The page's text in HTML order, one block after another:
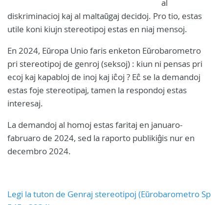
al
diskriminacioj kaj al maltaŭgaj decidoj. Pro tio, estas
utile koni kiujn stereotipoj estas en niaj mensoj.
En 2024, Eŭropa Unio faris enketon Eŭrobarometro
pri stereotipoj de genroj (seksoj) : kiun ni pensas pri
ecoj kaj kapabloj de inoj kaj iĉoj ? Eĉ se la demandoj
estas foje stereotipaj, tamen la respondoj estas
interesaj.
La demandoj al homoj estas faritaj en januaro-
fabruaro de 2024, sed la raporto publikiĝis nur en
decembro 2024.
Legi la tuton de Genraj stereotipoj (Eŭrobarometro Sp